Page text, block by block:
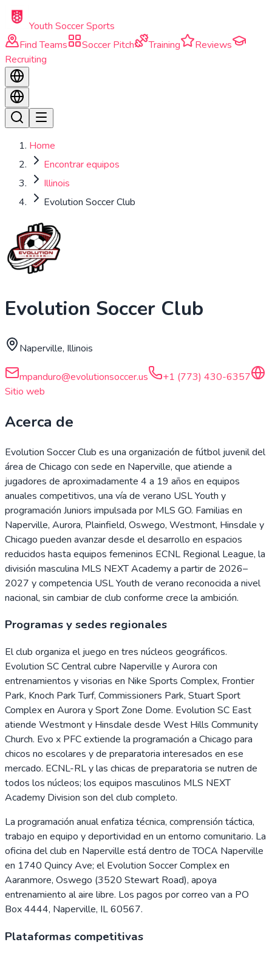
Skip to main content
Youth Soccer Sports
Find Teams
Soccer Pitch Training
Reviews
Recruiting
Home
Encontrar equipos
Illinois
Evolution Soccer Club
Evolution Soccer Club
Naperville, Illinois
mpanduro@evolutionsoccer.us
+1 (773) 430-6357
Sitio web
Acerca de
Evolution Soccer Club es una organización de fútbol juvenil del
área de Chicago con sede en Naperville, que atiende a
jugadores de aproximadamente 4 a 19 años en equipos
anuales competitivos, una vía de verano USL Youth y
programación Juniors impulsada por MLS GO. Familias en
Naperville, Aurora, Plainfield, Oswego, Westmont, Hinsdale y
Chicago pueden avanzar desde el desarrollo en espacios
reducidos hasta equipos femeninos ECNL Regional League, la
división masculina MLS NEXT Academy a partir de 2026–
2027 y competencia USL Youth de verano reconocida a nivel
nacional, sin cambiar de club conforme crece la ambición.
Programas y sedes regionales
El club organiza el juego en tres núcleos geográficos.
Evolution SC Central cubre Naperville y Aurora con
entrenamientos y visorias en Nike Sports Complex, Frontier
Park, Knoch Park Turf, Commissioners Park, Stuart Sport
Complex en Aurora y Sport Zone Dome. Evolution SC East
atiende Westmont y Hinsdale desde West Hills Community
Church. Evo x PFC extiende la programación a Chicago para
chicos no escolares y de preparatoria interesados en ese
mercado. ECNL-RL y las chicas de preparatoria se nutren de
todos los núcleos; los equipos masculinos MLS NEXT
Academy Division son del club completo.
La programación anual enfatiza técnica, comprensión táctica,
trabajo en equipo y deportividad en un entorno comunitario. La
oficina del club en Naperville está dentro de TOCA Naperville
en 1740 Quincy Ave; el Evolution Soccer Complex en
Aaranmore, Oswego (3520 Stewart Road), apoya
entrenamiento al aire libre. Los pagos por correo van a PO
Box 4444, Naperville, IL 60567.
Plataformas competitivas